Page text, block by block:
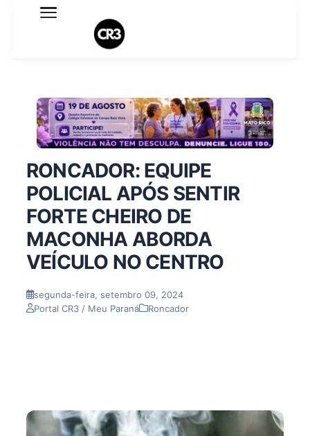
Expediente
Termo de Uso
Sobre o blog
RONCADOR: EQUIPE
POLICIAL APÓS SENTIR
FORTE CHEIRO DE
MACONHA ABORDA
VEÍCULO NO CENTRO
segunda-feira, setembro 09, 2024
Portal CR3 / Meu Paraná
Roncador